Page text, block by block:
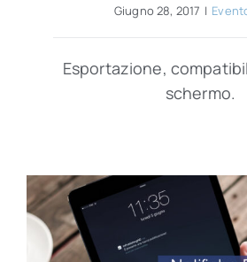
Giugno 28, 2017 |
Esportazione,
schermo.